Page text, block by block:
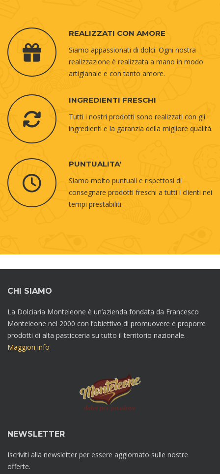
REALIZZATI CON AMORE
Siamo appassionati di dolci. Ogni nostra
realizzazione è realizzata a mano in modo
artigianale e con tanto amore.
INGREDIENTI FRESCHI
Tutti i nostri prodotti sono realizzati con gli
ingredienti e la garanzia della migliore qualità.
PUNTUALITA'
Siamo molto puntuali e rispettosi di
consegnare prodotti freschi a tutti i clienti nei
tempi prestabiliti.
CHI SIAMO
La Dolciaria Monteleone è un’azienda fondata da Francesco
Monteleone nel 2000 con l’obiettivo di promuovere e proporre
prodotti di alta pasticceria su tutto il territorio nazionale.
Maggiori info
NEWSLETTER
Iscriviti alla newsletter per essere aggiornato sulle nostre
offerte.